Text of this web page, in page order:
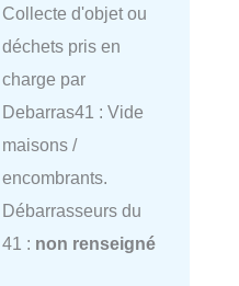
Collecte d'objet ou
déchets pris en
charge par
Debarras41 : Vide
maisons /
encombrants.
Débarrasseurs du
41 : non renseigné